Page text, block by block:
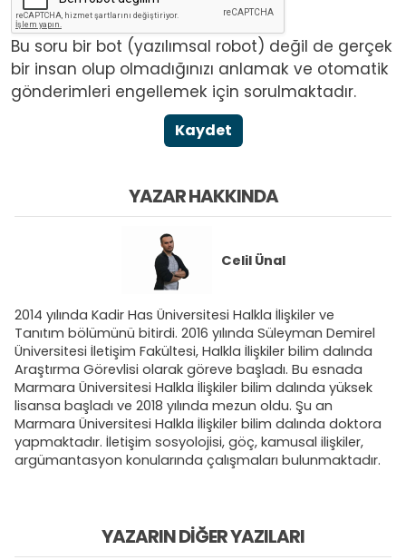
Bu soru bir bot (yazılımsal robot) değil de gerçek
bir insan olup olmadığınızı anlamak ve otomatik
gönderimleri engellemek için sorulmaktadır.
Kaydet
YAZAR HAKKINDA
Celil Ünal
2014 yılında Kadir Has Üniversitesi Halkla İlişkiler ve
Tanıtım bölümünü bitirdi. 2016 yılında Süleyman Demirel
Üniversitesi İletişim Fakültesi, Halkla İlişkiler bilim dalında
Araştırma Görevlisi olarak göreve başladı. Bu esnada
Marmara Üniversitesi Halkla İlişkiler bilim dalında yüksek
lisansa başladı ve 2018 yılında mezun oldu. Şu an
Marmara Üniversitesi Halkla İlişkiler bilim dalında doktora
yapmaktadır. İletişim sosyolojisi, göç, kamusal ilişkiler,
argümantasyon konularında çalışmaları bulunmaktadır.
YAZARIN DIĞER YAZILARI